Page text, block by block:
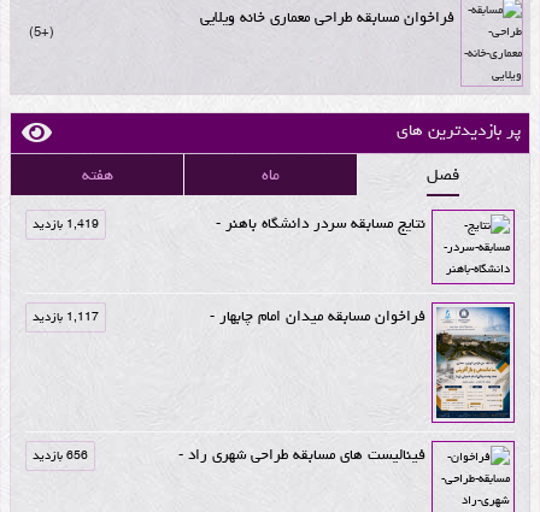
فراخوان مسابقه طراحی معماری خانه ویلایی
+5
پر بازدیدترین های
فصل ماه هفته
نتایج مسابقه سردر دانشگاه باهنر - 1,419 بازدید
فراخوان مسابقه میدان امام چابهار - 1,117 بازدید
فینالیست های مسابقه طراحی شهری راد - 656 بازدید